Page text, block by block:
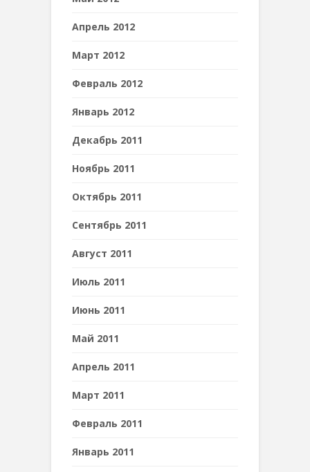
Апрель 2012
Март 2012
Февраль 2012
Январь 2012
Декабрь 2011
Ноябрь 2011
Октябрь 2011
Сентябрь 2011
Август 2011
Июль 2011
Июнь 2011
Май 2011
Апрель 2011
Март 2011
Февраль 2011
Январь 2011